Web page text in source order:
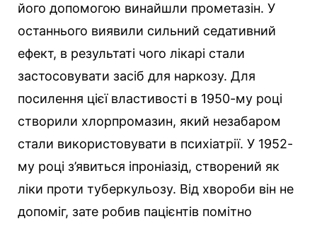
його допомогою винайшли прометазін. У
останнього виявили сильний седативний
ефект, в результаті чого лікарі стали
застосовувати засіб для наркозу. Для
посилення цієї властивості в 1950-му році
створили хлорпромазин, який незабаром
стали використовувати в психіатрії. У 1952-
му році з’явиться іпроніазід, створений як
ліки проти туберкульозу. Від хвороби він не
допоміг, зате робив пацієнтів помітно